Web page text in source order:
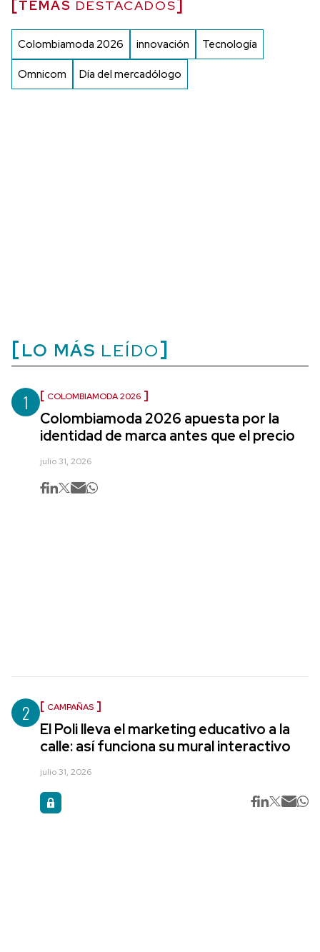
TEMAS DESTACADOS
Colombiamoda 2026 innovación Tecnología
Omnicom Día del mercadólogo
LO MÁS LEÍDO
1 COLOMBIAMODA 2026
Colombiamoda 2026 apuesta por la
identidad de marca antes que el precio
julio 31, 2026
2 CAMPAÑAS
El Poli lleva el marketing educativo a la
calle: así funciona su mural interactivo
julio 31, 2026